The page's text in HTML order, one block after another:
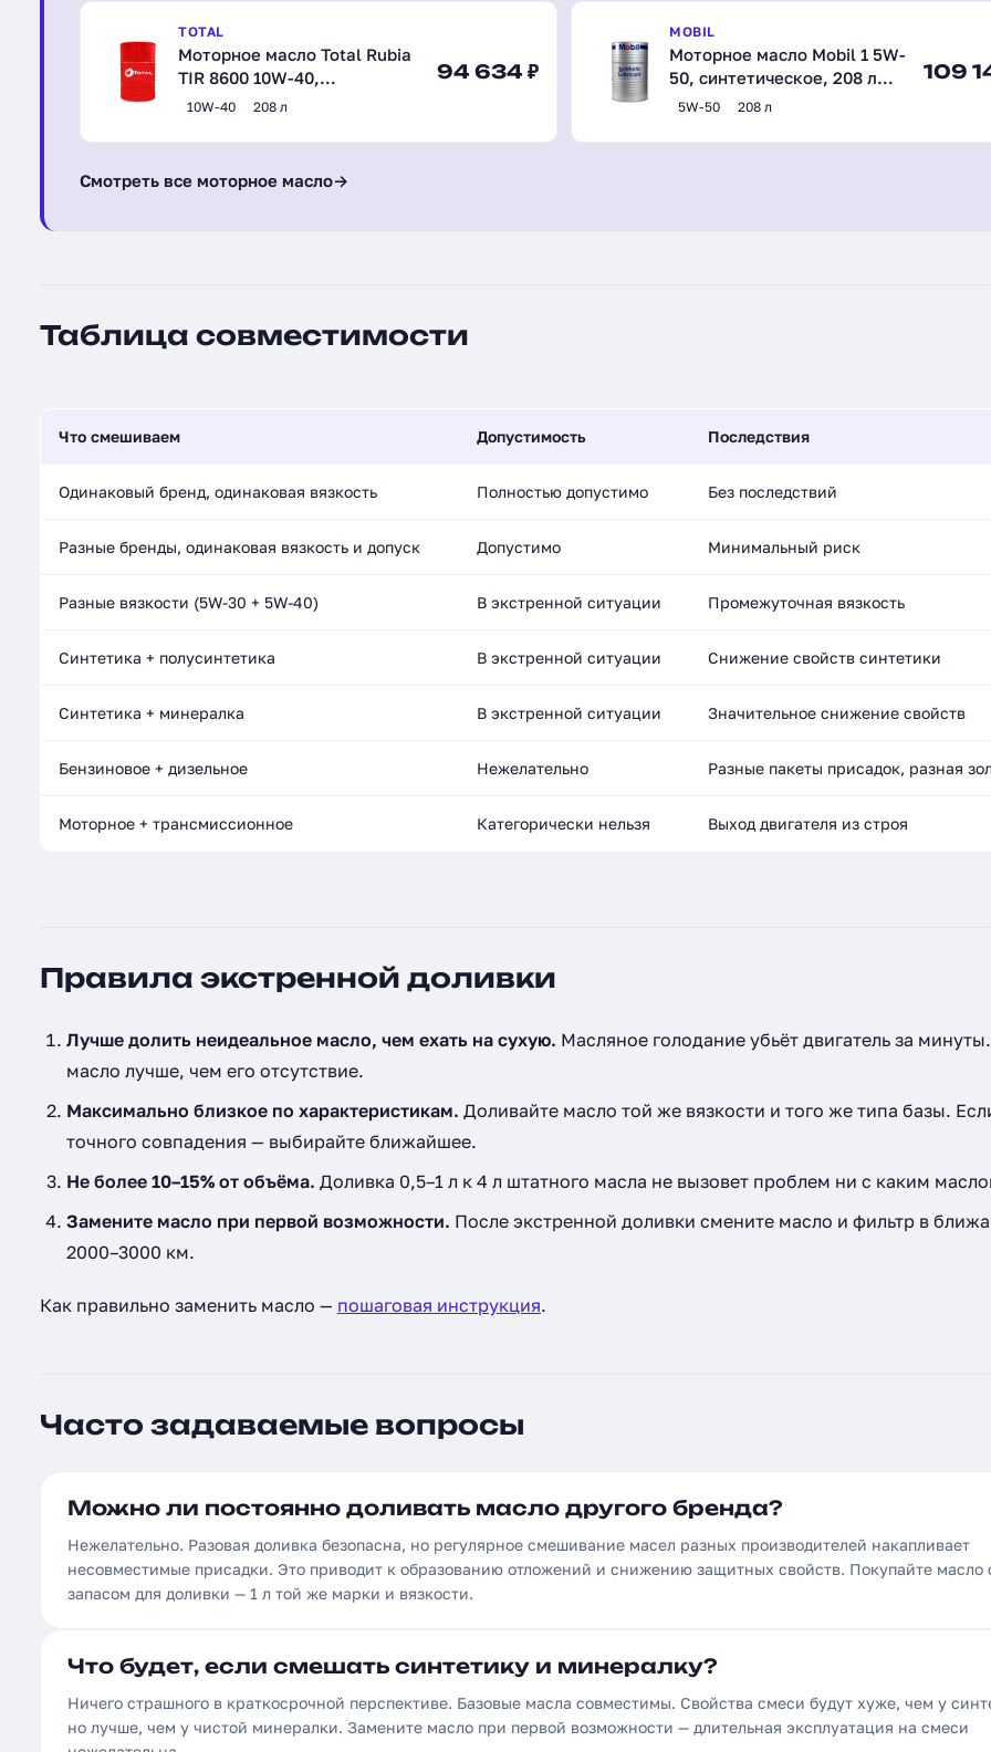
TOTAL
Моторное масло Total Rubia
TIR 8600 10W-40,
полусинтетическое, 208 л
10W-40 208 л
94 634 ₽
MOBIL
Моторное масло Mobil 1 5W-
50, синтетическое, 208 л
(152086)
5W-50 208 л
109
Смотреть все моторное масло→
Таблица совместимости
Что смешиваем Допустимость Последствия
Одинаковый бренд, одинаковая вязкость Полностью допустимо Без последствий
Разные бренды, одинаковая вязкость и допуск Допустимо Минимальный риск
Разные вязкости (5W-30 + 5W-40) В экстренной ситуации Промежуточная вязкость
Синтетика + полусинтетика В экстренной ситуации Снижение свойств синтетики
Синтетика + минералка В экстренной ситуации Значительное снижение свойств
Бензиновое + дизельное Нежелательно Разные пакеты присадок, разная
Моторное + трансмиссионное Категорически нельзя Выход двигателя из строя
Правила экстренной доливки
Лучше долить неидеальное масло, чем ехать на сухую. Масляное голодание убьёт двигатель за
масло лучше, чем его отсутствие.
Максимально близкое по характеристикам. Доливайте масло той же вязкости и того же типа базы.
точного совпадения — выбирайте ближайшее.
Не более 10–15% от объёма. Доливка 0,5–1 л к 4 л штатного масла не вызовет проблем ни с каким
Замените масло при первой возможности. После экстренной доливки смените масло и фильтр в
2000–3000 км.
Как правильно заменить масло — пошаговая инструкция.
Часто задаваемые вопросы
Можно ли постоянно доливать масло другого бренда?
Нежелательно. Разовая доливка безопасна, но регулярное смешивание масел разных производителей накапливает
несовместимые присадки. Это приводит к образованию отложений и снижению защитных свойств. Покупайте масло
запасом для доливки — 1 л той же марки и вязкости.
Что будет, если смешать синтетику и минералку?
Ничего страшного в краткосрочной перспективе. Базовые масла совместимы. Свойства смеси будут хуже, чем у
но лучше, чем у чистой минералки. Замените масло при первой возможности — длительная эксплуатация на смеси